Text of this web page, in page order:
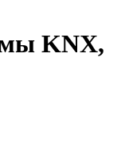
KNX,